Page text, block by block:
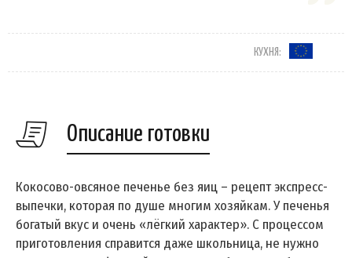
КУХНЯ:
Описание готовки
Кокосово-овсяное печенье без яиц – рецепт экспресс-
выпечки, которая по душе многим хозяйкам. У печенья
богатый вкус и очень «лёгкий характер». С процессом
приготовления справится даже школьница, не нужно